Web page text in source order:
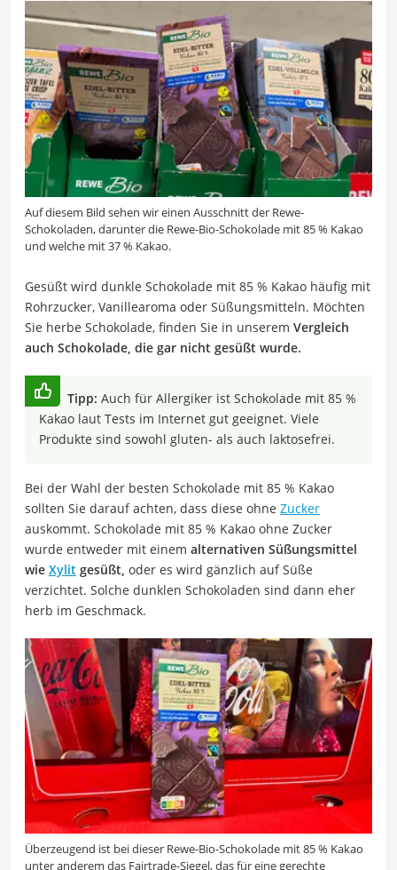
Auf diesem Bild sehen wir einen Ausschnitt der Rewe-
Schokoladen, darunter die Rewe-Bio-Schokolade mit 85 % Kakao
und welche mit 37 % Kakao.
Gesüßt wird dunkle Schokolade mit 85 % Kakao häufig mit
Rohrzucker, Vanillearoma oder Süßungsmitteln. Möchten
Sie herbe Schokolade, finden Sie in unserem Vergleich
auch Schokolade, die gar nicht gesüßt wurde.
Tipp: Auch für Allergiker ist Schokolade mit 85 %
Kakao laut Tests im Internet gut geeignet. Viele
Produkte sind sowohl gluten- als auch laktosefrei.
Bei der Wahl der besten Schokolade mit 85 % Kakao
sollten Sie darauf achten, dass diese ohne Zucker
auskommt. Schokolade mit 85 % Kakao ohne Zucker
wurde entweder mit einem alternativen Süßungsmittel
wie Xylit gesüßt, oder es wird gänzlich auf Süße
verzichtet. Solche dunklen Schokoladen sind dann eher
herb im Geschmack.
Überzeugend ist bei dieser Rewe-Bio-Schokolade mit 85 % Kakao
unter anderem das Fairtrade-Siegel, das für eine gerechte